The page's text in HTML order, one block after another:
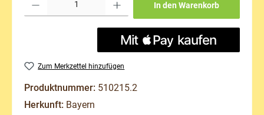
In den Warenkorb
Zum Merkzettel hinzufügen
Produktnummer: 510215.2
Herkunft: Bayern